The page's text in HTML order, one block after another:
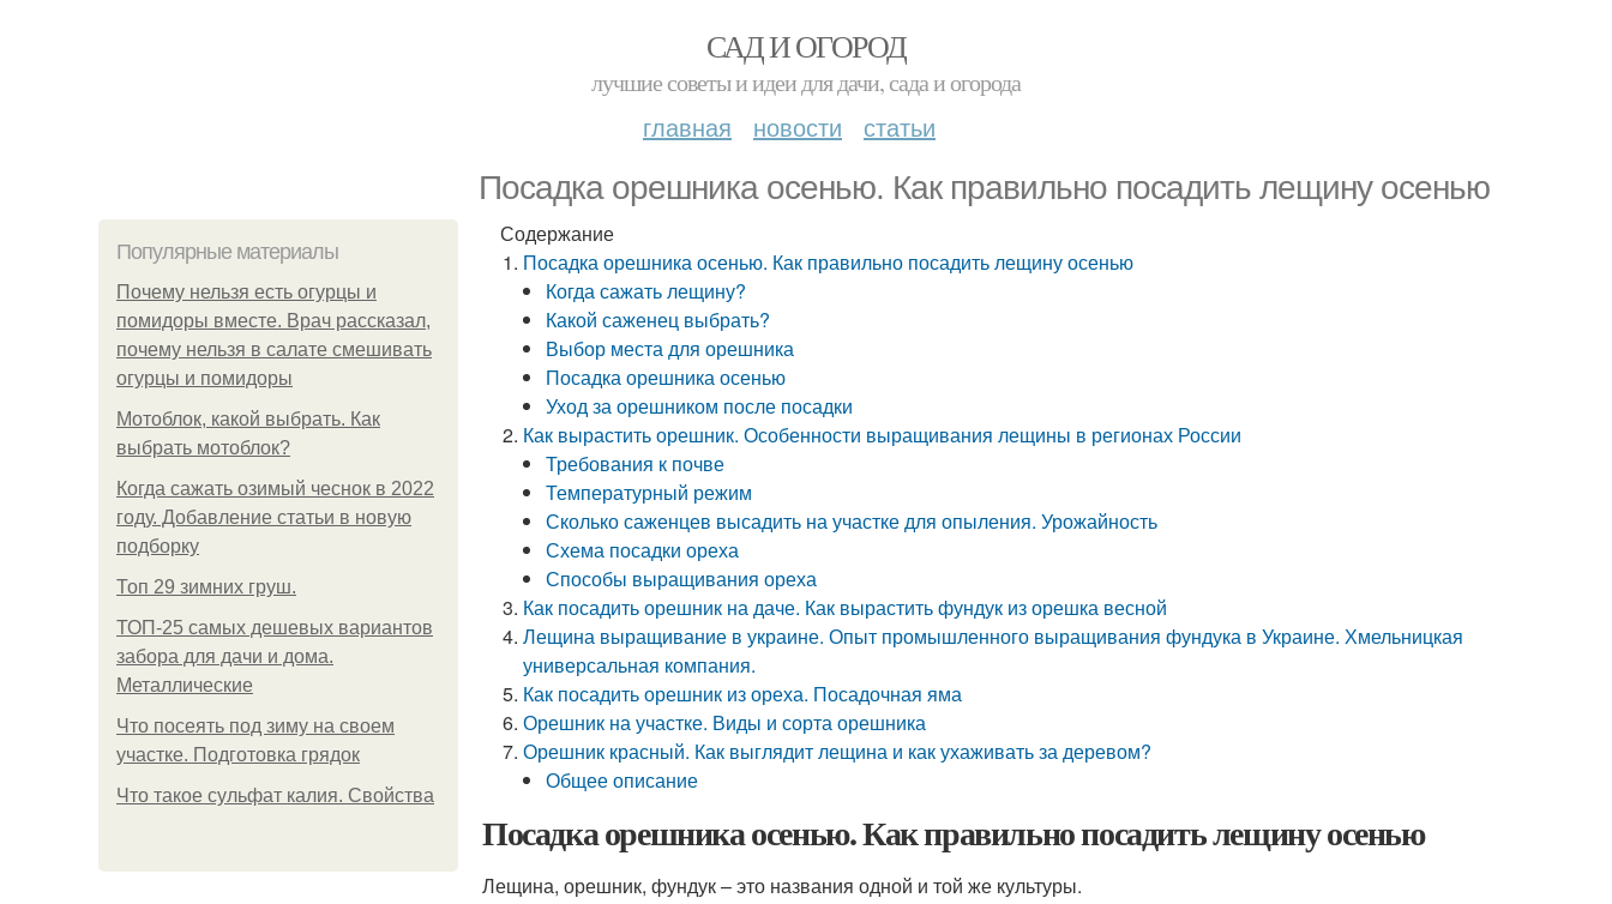
САД И ОГОРОД
лучшие советы и идеи для дачи, сада и огорода
главная новости статьи
Посадка орешника осенью. Как правильно посадить лещину осенью
Популярные материалы
Почему нельзя есть огурцы и
помидоры вместе. Врач рассказал,
почему нельзя в салате смешивать
огурцы и помидоры
Мотоблок, какой выбрать. Как
выбрать мотоблок?
Когда сажать озимый чеснок в 2022
году. Добавление статьи в новую
подборку
Топ 29 зимних груш.
ТОП-25 самых дешевых вариантов
забора для дачи и дома.
Металлические
Что посеять под зиму на своем
участке. Подготовка грядок
Что такое сульфат калия. Свойства
Содержание
Посадка орешника осенью. Как правильно посадить лещину осенью
Когда сажать лещину?
Какой саженец выбрать?
Выбор места для орешника
Посадка орешника осенью
Уход за орешником после посадки
Как вырастить орешник. Особенности выращивания лещины в регионах России
Требования к почве
Температурный режим
Сколько саженцев высадить на участке для опыления. Урожайность
Схема посадки ореха
Способы выращивания ореха
Как посадить орешник на даче. Как вырастить фундук из орешка весной
Лещина выращивание в украине. Опыт промышленного выращивания фундука в Украине. Хмельницкая
универсальная компания.
Как посадить орешник из ореха. Посадочная яма
Орешник на участке. Виды и сорта орешника
Орешник красный. Как выглядит лещина и как ухаживать за деревом?
Общее описание
Посадка орешника осенью. Как правильно посадить лещину осенью
Лещина, орешник, фундук – это названия одной и той же культуры.